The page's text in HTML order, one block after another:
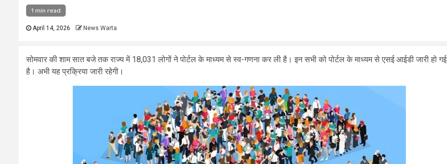
1 min read
April 14, 2026 News Warta
सोमवार की शाम सात बजे तक राज्य में 18,031 लोगों ने पोर्टल के माध्यम से स्व-गणना कर ली है। इन सभी को पोर्टल के माध्यम से एसई आईडी जारी हो गई
है। अभी यह प्रक्रिया जारी रहेगी।